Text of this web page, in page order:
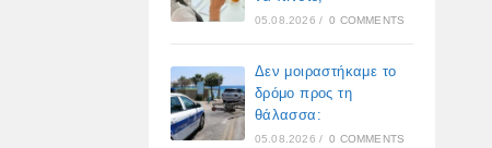
05.08.2026 / 0 COMMENTS
Δεν μοιραστήκαμε το
δρόμο προς τη
θάλασσα:
05.08.2026 / 0 COMMENTS